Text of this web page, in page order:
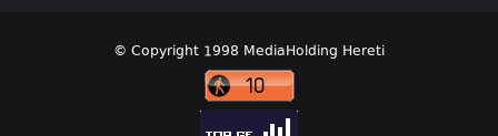
© Copyright 1998 MediaHolding Hereti